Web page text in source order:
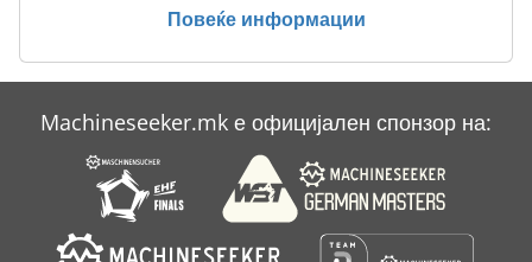
Case Ih Stx 440
Case Ih Stx 450
Case Ih Stx 530
Повеќе информации
Machineseeker.mk е официјален спонзор на: